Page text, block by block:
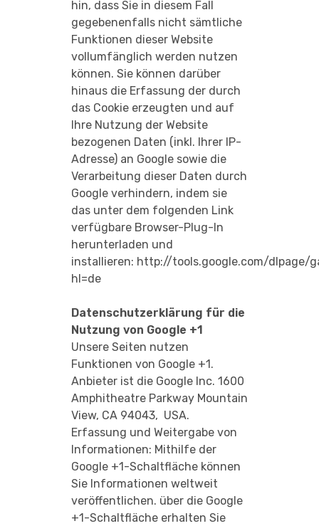
hin, dass Sie in diesem Fall
gegebenenfalls nicht sämtliche
Funktionen dieser Website
vollumfänglich werden nutzen
können. Sie können darüber
hinaus die Erfassung der durch
das Cookie erzeugten und auf
Ihre Nutzung der Website
bezogenen Daten (inkl. Ihrer IP-
Adresse) an Google sowie die
Verarbeitung dieser Daten durch
Google verhindern, indem sie
das unter dem folgenden Link
verfügbare Browser-Plug-In
herunterladen und
installieren: http://tools.google.com/dlpage/
hl=de
Datenschutzerklärung für die
Nutzung von Google +1
Unsere Seiten nutzen
Funktionen von Google +1.
Anbieter ist die Google Inc. 1600
Amphitheatre Parkway Mountain
View, CA 94043, USA.
Erfassung und Weitergabe von
Informationen: Mithilfe der
Google +1-Schaltfläche können
Sie Informationen weltweit
veröffentlichen. über die Google
+1-Schaltfläche erhalten Sie